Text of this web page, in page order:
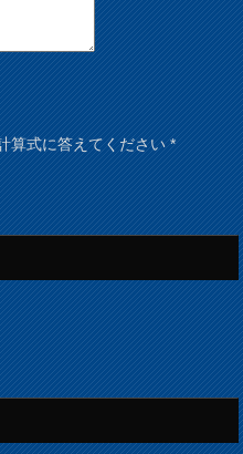
算式に答えてください*